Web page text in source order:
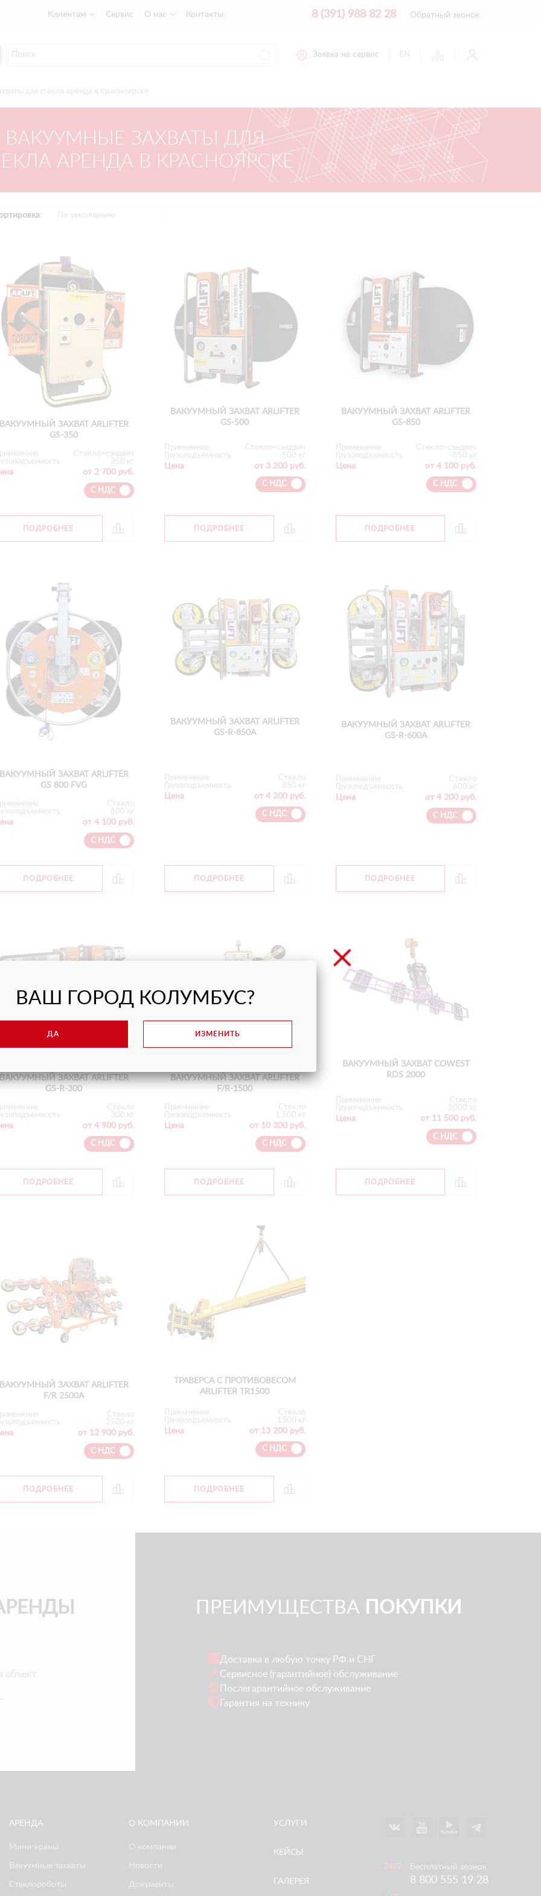
Клиентам Сервис О нас Контакты 8 (391) 988 82 28 Обратный звонок
Заявка на сервис EN
для стекла аренда в Красноярске
ВАКУУМНЫЕ ЗАХВАТЫ ДЛЯ
АРЕНДА В КРАСНОЯРСКЕ
ЗАХВАТ ARLIFTER
GS-350
Стекло+сэндвич
350 кг
от 2 700 руб.
С НДС
ПОДРОБНЕЕ
ВАКУУМНЫЙ ЗАХВАТ ARLIFTER
GS-500
Применение
Стекло+сэндвич
Грузоподъемность
500 кг
Цена от 3 200 руб.
С НДС
ПОДРОБНЕЕ
ВАКУУМНЫЙ ЗАХВАТ ARLIFTER
GS-850
Применение
Стекло+сэндвич
Грузоподъемность
850 кг
Цена от 4 100 руб.
С НДС
ПОДРОБНЕЕ
ЗАХВАТ ARLIFTER
GS 800 FVG
Стекло
800 кг
от 4 100 руб.
С НДС
ПОДРОБНЕЕ
ВАКУУМНЫЙ ЗАХВАТ ARLIFTER
GS-R-850А
Применение
Стекло
Грузоподъемность
850 кг
Цена от 4 200 руб.
С НДС
ПОДРОБНЕЕ
ВАКУУМНЫЙ ЗАХВАТ ARLIFTER
GS-R-600А
Применение
Стекло
Грузоподъемность
600 кг
Цена от 4 200 руб.
С НДС
ПОДРОБНЕЕ
ЗАХВАТ ARLIFTER
GS-R-300
Стекло
300 кг
от 4 900 руб.
С НДС
ПОДРОБНЕЕ
ВАКУУМНЫЙ ЗАХВАТ ARLIFTER
F/R-1500
Применение
Стекло
Грузоподъемность
1 500 кг
Цена от 10 300 руб.
С НДС
ПОДРОБНЕЕ
ВАКУУМНЫЙ ЗАХВАТ COWEST
RDS 2000
Применение
Стекло
Грузоподъемность
2000 кг
Цена от 11 500 руб.
С НДС
ПОДРОБНЕЕ
ЗАХВАТ ARLIFTER
F/R 2500А
Стекло
2500 кг
от 12 900 руб.
С НДС
ПОДРОБНЕЕ
ТРАВЕРСА С ПРОТИВОВЕСОМ
ARLIFTER TR1500
Применение
Стекло
Грузоподъемность
1500 кг
Цена от 13 200 руб.
С НДС
ПОДРОБНЕЕ
объект
ПРЕИМУЩЕСТВА ПОКУПКИ
Доставка в любую точку РФ и СНГ
Сервисное (гарантийное) обслуживание
Послегарантийное обслуживание
Гарантия на технику
АРЕНДА
Мини-краны
Вакуумные захваты
Стеклороботы
О КОМПАНИИ
О компании
Новости
Документы
УСЛУГИ
КЕЙСЫ
ГАЛЕРЕЯ
Бесплатный звонок
8 800 555 19 28
ВАШ ГОРОД КОЛУМБУС?
ДА ИЗМЕНИТЬ